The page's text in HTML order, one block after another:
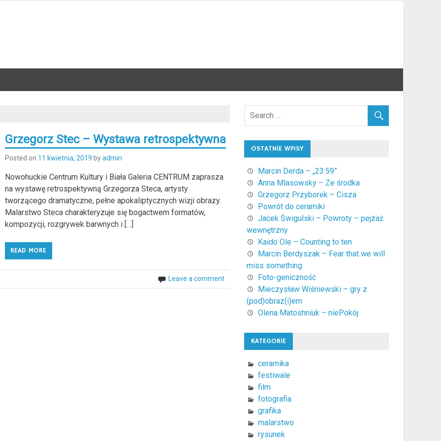
Grzegorz Stec – Wystawa retrospektywna
Posted on 11 kwietnia, 2019 byadmin
Nowohuckie Centrum Kultury i Biała Galeria CENTRUM zaprasza
na wystawę retrospektywną Grzegorza Steca, artysty
tworzącego dramatyczne, pełne apokaliptycznych wizji obrazy.
Malarstwo Steca charakteryzuje się bogactwem formatów,
kompozycji, rozgrywek barwnych i […]
READ MORE
Leave a comment
OSTATNIE WPISY
Marcin Derda – „23:59”
Anna Mlasowsky – Ze środka
Grzegorz Przyborek – Cisza
Powrót do ceramiki
Jacek Świgulski – Powroty – pejzaż
wewnętrzny
Kaido Ole – Counting to ten
Marcin Berdyszak – Fear that we will
miss something
Foto-geniczność
Mieczysław Wiśniewski – gry z
(pod)obraz(i)em
Olena Matoshniuk – niePokój
KATEGORIE
ceramika
festiwale
film
fotografia
grafika
malarstwo
rysunek